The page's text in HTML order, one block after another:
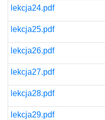
lekcja24.pdf
lekcja25.pdf
lekcja26.pdf
lekcja27.pdf
lekcja28.pdf
lekcja29.pdf